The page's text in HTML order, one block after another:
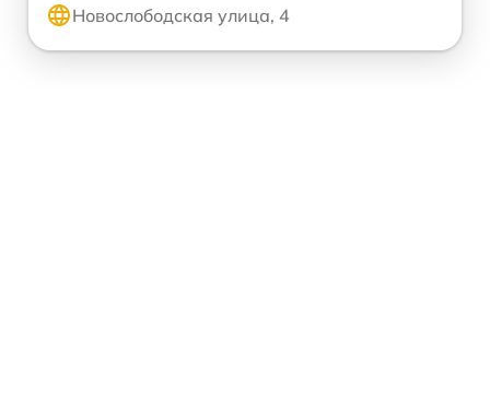
Новослободская улица, 4